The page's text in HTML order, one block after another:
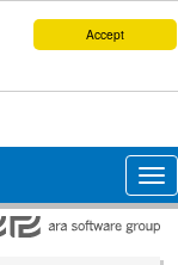
Accept